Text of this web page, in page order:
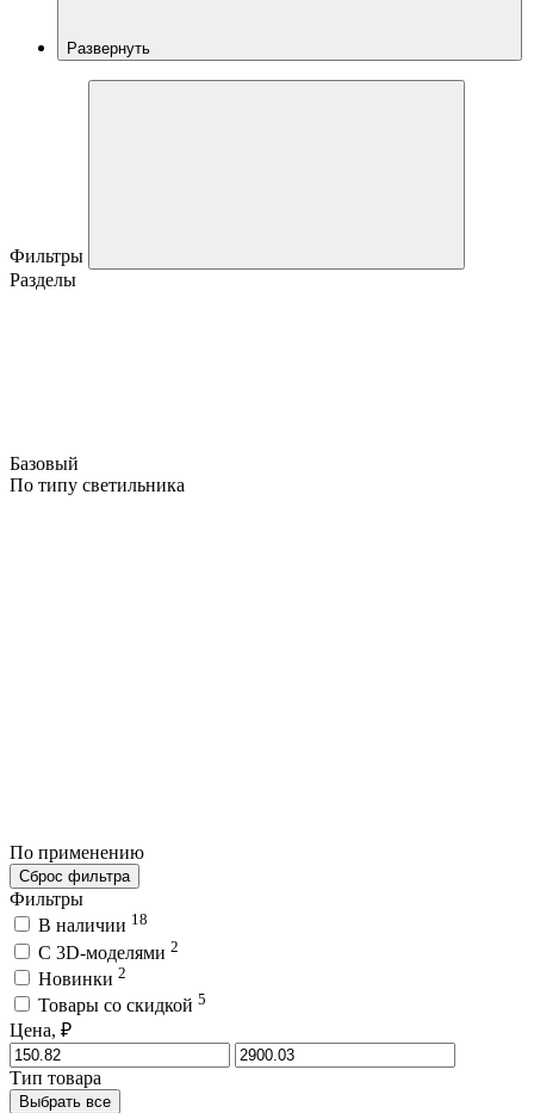
Развернуть
Фильтры
Разделы
Базовый
По типу светильника
По применению
Сброс фильтра
Фильтры
В наличии 18
C 3D-моделями 2
Новинки 2
Товары со скидкой 5
Цена, ₽
Тип товара
Выбрать все